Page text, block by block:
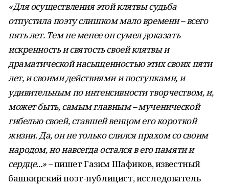
«Для осуществления этой клятвы судьба
отпустила поэту слишком мало времени – всего
пять лет. Тем не менее он сумел доказать
искренность и святость своей клятвы и
драматической насыщенностью этих своих пяти
лет, и своими действиями и поступками, и
удивительным по интенсивности творчеством, и,
может быть, самым главным – мученической
гибелью своей, ставшей венцом его короткой
жизни. Да, он не только слился прахом со своим
народом, но навсегда остался в его памяти и
сердце...» –пишет Газим Шафиков, известный
башкирский поэт-публицист, исследователь